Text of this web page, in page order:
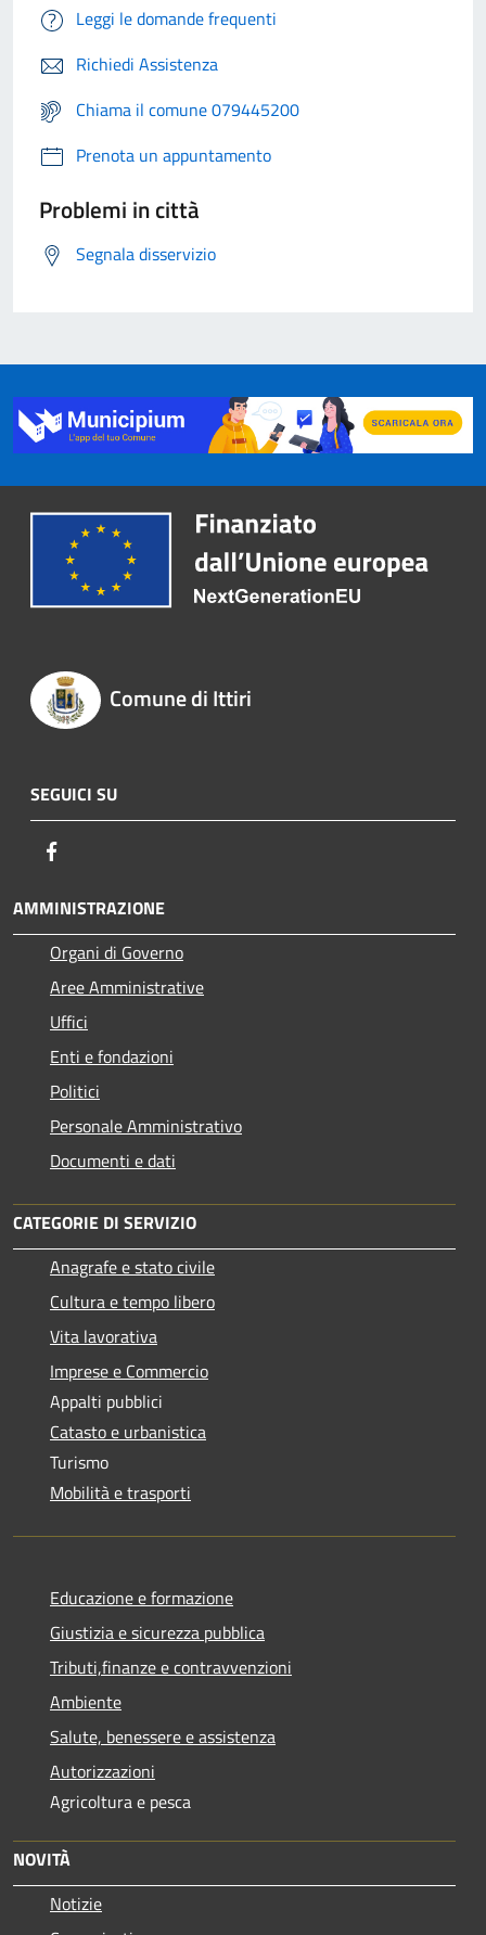
Leggi le domande frequenti
Richiedi Assistenza
Chiama il comune 079445200
Prenota un appuntamento
Problemi in città
Segnala disservizio
Comune di Ittiri
SEGUICI SU
AMMINISTRAZIONE
Organi di Governo
Aree Amministrative
Uffici
Enti e fondazioni
Politici
Personale Amministrativo
Documenti e dati
CATEGORIE DI SERVIZIO
Anagrafe e stato civile
Cultura e tempo libero
Vita lavorativa
Imprese e Commercio
Appalti pubblici
Catasto e urbanistica
Turismo
Mobilità e trasporti
Educazione e formazione
Giustizia e sicurezza pubblica
Tributi,finanze e contravvenzioni
Ambiente
Salute, benessere e assistenza
Autorizzazioni
Agricoltura e pesca
NOVITÀ
Notizie